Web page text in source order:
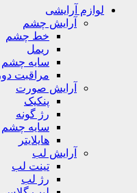
لوازم آرایشی
آرایش چشم
خط چشم
ریمل
سایه چشم
مراقبت
آرایش صورت
پنکیک
رژ گونه
سایه چشم
هایلایتر
آرایش لب
تینت لب
رژ لب